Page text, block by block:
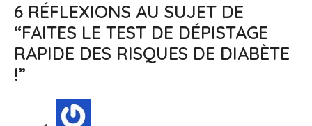
6 RÉFLEXIONS AU SUJET DE
“FAITES LE TEST DE DÉPISTAGE
RAPIDE DES RISQUES DE DIABÈTE
!”